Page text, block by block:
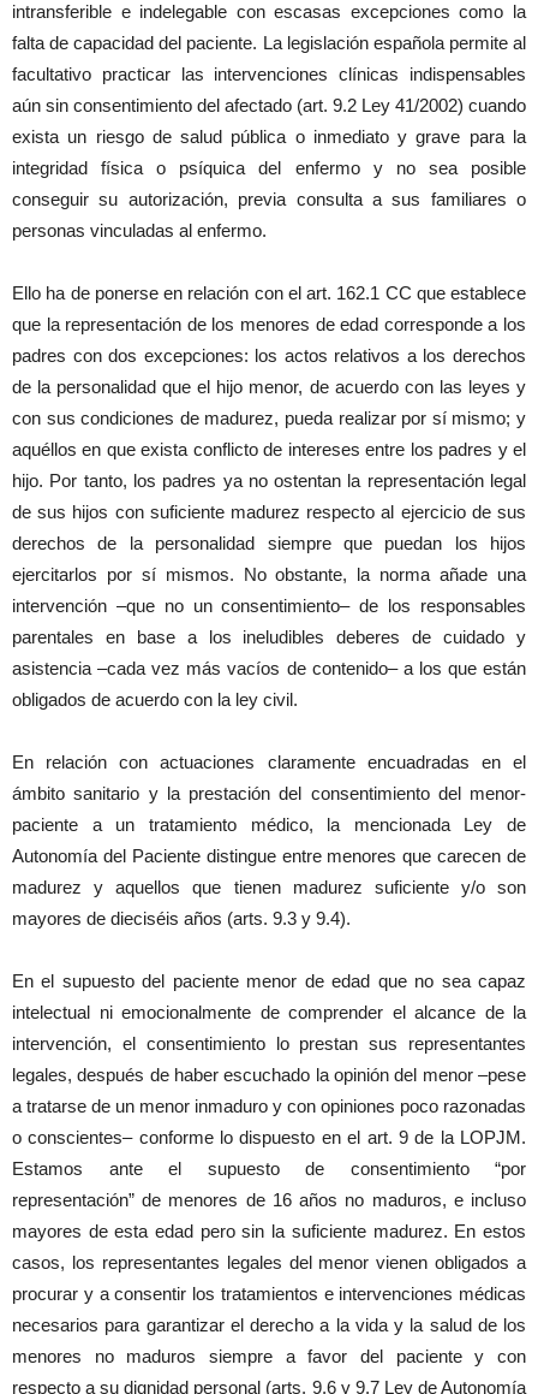
intransferible e indelegable con escasas excepciones como la
falta de capacidad del paciente. La legislación española permite al
facultativo practicar las intervenciones clínicas indispensables
aún sin consentimiento del afectado (art. 9.2 Ley 41/2002) cuando
exista un riesgo de salud pública o inmediato y grave para la
integridad física o psíquica del enfermo y no sea posible
conseguir su autorización, previa consulta a sus familiares o
personas vinculadas al enfermo.
Ello ha de ponerse en relación con el art. 162.1 CC que establece
que la representación de los menores de edad corresponde a los
padres con dos excepciones: los actos relativos a los derechos
de la personalidad que el hijo menor, de acuerdo con las leyes y
con sus condiciones de madurez, pueda realizar por sí mismo; y
aquéllos en que exista conflicto de intereses entre los padres y el
hijo. Por tanto, los padres ya no ostentan la representación legal
de sus hijos con suficiente madurez respecto al ejercicio de sus
derechos de la personalidad siempre que puedan los hijos
ejercitarlos por sí mismos. No obstante, la norma añade una
intervención –que no un consentimiento– de los responsables
parentales en base a los ineludibles deberes de cuidado y
asistencia –cada vez más vacíos de contenido– a los que están
obligados de acuerdo con la ley civil.
En relación con actuaciones claramente encuadradas en el
ámbito sanitario y la prestación del consentimiento del menor-
paciente a un tratamiento médico, la mencionada Ley de
Autonomía del Paciente distingue entre menores que carecen de
madurez y aquellos que tienen madurez suficiente y/o son
mayores de dieciséis años (arts. 9.3 y 9.4).
En el supuesto del paciente menor de edad que no sea capaz
intelectual ni emocionalmente de comprender el alcance de la
intervención, el consentimiento lo prestan sus representantes
legales, después de haber escuchado la opinión del menor –pese
a tratarse de un menor inmaduro y con opiniones poco razonadas
o conscientes– conforme lo dispuesto en el art. 9 de la LOPJM.
Estamos ante el supuesto de consentimiento “por
representación” de menores de 16 años no maduros, e incluso
mayores de esta edad pero sin la suficiente madurez. En estos
casos, los representantes legales del menor vienen obligados a
procurar y a consentir los tratamientos e intervenciones médicas
necesarios para garantizar el derecho a la vida y la salud de los
menores no maduros siempre a favor del paciente y con
respecto a su dignidad personal (arts. 9.6 y 9.7 Ley de Autonomía